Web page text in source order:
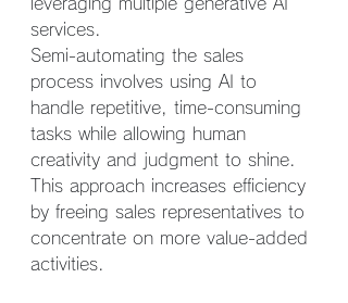
services.
Semi-automating the sales
process involves using AI to
handle repetitive, time-consuming
tasks while allowing human
creativity and judgment to shine.
This approach increases efficiency
by freeing sales representatives to
concentrate on more value-added
activities.